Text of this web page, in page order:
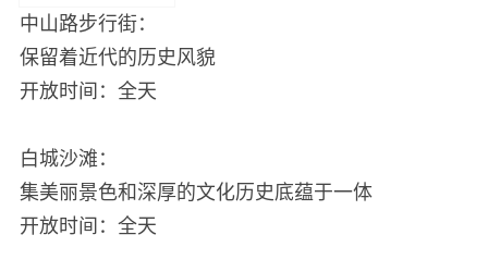
中山路步行街：
保留着近代的历史风貌
开放时间：全天
白城沙滩：
集美丽景色和深厚的文化历史底蕴于一体
开放时间：全天